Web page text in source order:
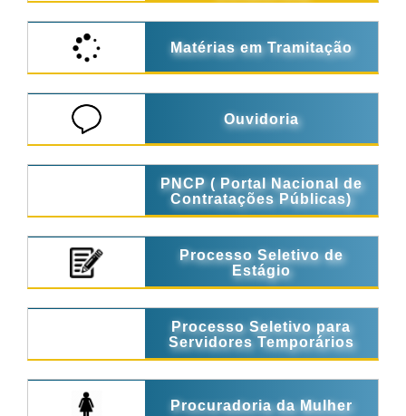
Matérias em Tramitação
Ouvidoria
PNCP ( Portal Nacional de
Contratações Públicas)
Processo Seletivo de
Estágio
Processo Seletivo para
Servidores Temporários
Procuradoria da Mulher